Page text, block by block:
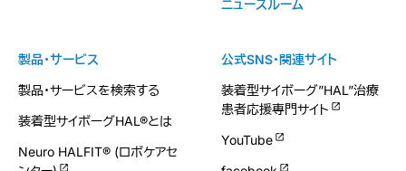
製品・サービス
製品・サービスを検索する
装着型サイボーグHAL®とは
Neuro HALFIT® (ロボケアセ
ニュースルーム
公式SNS・関連サイト
装着型サイボーグ”HAL”治療
患者応援専門サイト
YouTube